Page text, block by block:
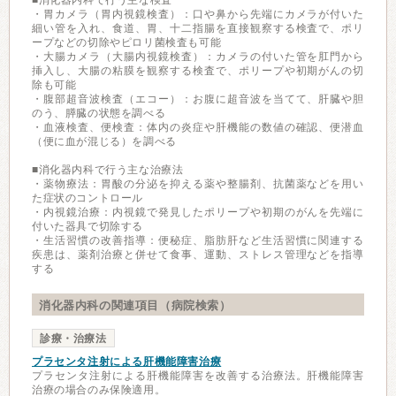
・胃カメラ（胃内視鏡検査）：口や鼻から先端にカメラが付いた
細い管を入れ、食道、胃、十二指腸を直接観察する検査で、ポリ
ープなどの切除やピロリ菌検査も可能
・大腸カメラ（大腸内視鏡検査）：カメラの付いた管を肛門から
挿入し、大腸の粘膜を観察する検査で、ポリープや初期がんの切
除も可能
・腹部超音波検査（エコー）：お腹に超音波を当てて、肝臓や胆
のう、膵臓の状態を調べる
・血液検査、便検査：体内の炎症や肝機能の数値の確認、便潜血
（便に血が混じる）を調べる
■消化器内科で行う主な治療法
・薬物療法：胃酸の分泌を抑える薬や整腸剤、抗菌薬などを用い
た症状のコントロール
・内視鏡治療：内視鏡で発見したポリープや初期のがんを先端に
付いた器具で切除する
・生活習慣の改善指導：便秘症、脂肪肝など生活習慣に関連する
疾患は、薬剤治療と併せて食事、運動、ストレス管理などを指導
する
消化器内科の関連項目（病院検索）
診療・治療法
プラセンタ注射による肝機能障害治療
プラセンタ注射による肝機能障害を改善する治療法。肝機能障害
治療の場合のみ保険適用。